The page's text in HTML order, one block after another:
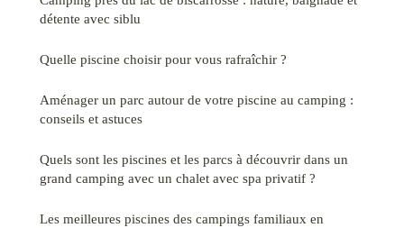
détente avec siblu
Quelle piscine choisir pour vous rafraîchir ?
Aménager un parc autour de votre piscine au camping :
conseils et astuces
Quels sont les piscines et les parcs à découvrir dans un
grand camping avec un chalet avec spa privatif ?
Les meilleures piscines des campings familiaux en